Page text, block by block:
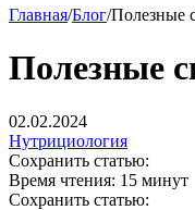
Главная/Блог/Полезные
Полезные
02.02.2024
Нутрициология
Сохранить статью:
Время чтения: 15 минут
Сохранить статью: